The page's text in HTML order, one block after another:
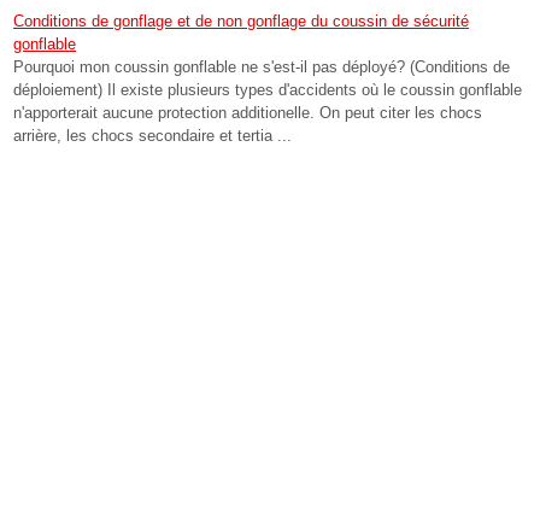
Conditions de gonflage et de non gonflage du coussin de sécurité
gonflable
Pourquoi mon coussin gonflable ne s'est-il pas déployé? (Conditions de
déploiement) Il existe plusieurs types d'accidents où le coussin gonflable
n'apporterait aucune protection additionelle. On peut citer les chocs
arrière, les chocs secondaire et tertia ...